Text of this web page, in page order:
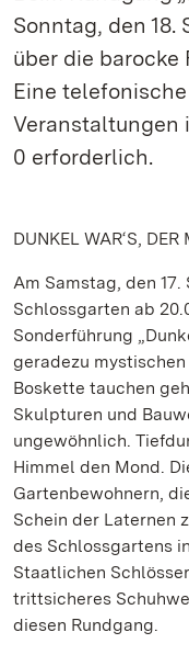
Sonntag, den 18.
über die barocke
Eine
Veranstaltungen
0 erforderlich.
DUNKEL WAR‘S,
Am Samstag, den
Schlossgarten ab
Sonderführung
geradezu
Boskette tauchen
Skulpturen und
ungewöhnlich.
Himmel den Mond.
Gartenbewohnern,
Schein der Laternen
des Schlossgartens
Staatlichen
trittsicheres
diesen Rundgang.